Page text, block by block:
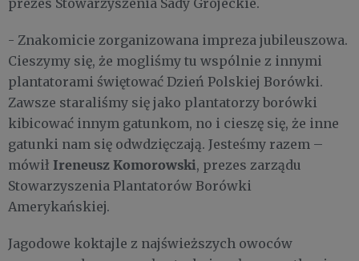
prezes Stowarzyszenia Sady Grójeckie.
- Znakomicie zorganizowana impreza jubileuszowa.
Cieszymy się, że mogliśmy tu wspólnie z innymi
plantatorami świętować Dzień Polskiej Borówki.
Zawsze staraliśmy się jako plantatorzy borówki
kibicować innym gatunkom, no i cieszę się, że inne
gatunki nam się odwdzięczają. Jesteśmy razem –
mówił Ireneusz Komorowski, prezes zarządu
Stowarzyszenia Plantatorów Borówki
Amerykańskiej.
Jagodowe koktajle z najświeższych owoców